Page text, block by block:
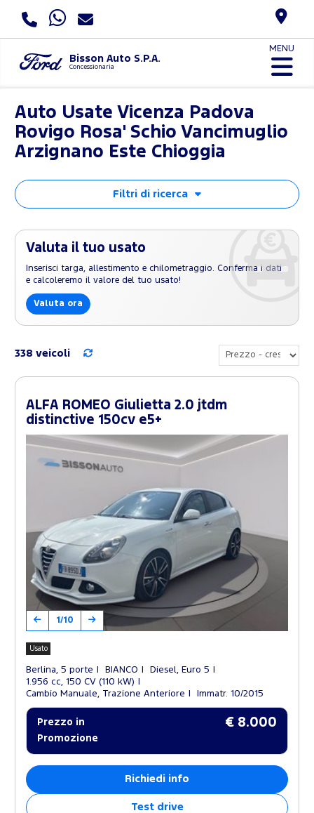
Bisson Auto S.P.A.
Concessionaria
MENU
Auto Usate Vicenza Padova
Rovigo Rosa' Schio Vancimuglio
Arzignano Este Chioggia
Filtri di ricerca
Valuta il tuo usato
Inserisci targa, allestimento e chilometraggio. Conferma i dati
e calcoleremo il valore del tuo usato!
Valuta ora
338 veicoli
ALFA ROMEO Giulietta 2.0 jtdm
distinctive 150cv e5+
1/10
Usato
Berlina, 5 porte BIANCO
Diesel, Euro 5
1.956 cc, 150 CV (110 kW)
Cambio Manuale, Trazione Anteriore
Immatr. 10/2015
Prezzo in
Promozione
€ 8.000
Richiedi info
Test drive